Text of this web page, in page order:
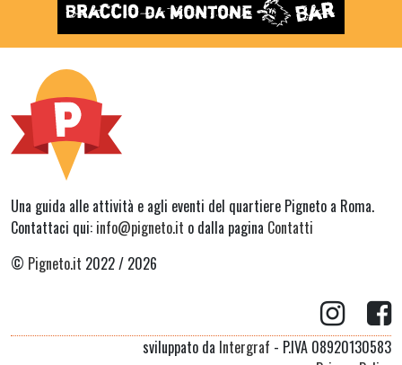
Una guida alle attività e agli eventi del quartiere Pigneto a Roma.
Contattaci qui: info@pigneto.it o dalla pagina Contatti
© Pigneto.it 2022 / 2026
sviluppato da Intergraf - P.IVA 08920130583